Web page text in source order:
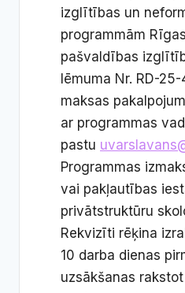
izglītības un
programmām
pašvaldības
lēmuma Nr. RD-
maksas
ar programmas
pastu
Programmas
vai pakļautības
privātstruktūru
Rekvizīti rēķina
10 darba dienas
uzsākšanas